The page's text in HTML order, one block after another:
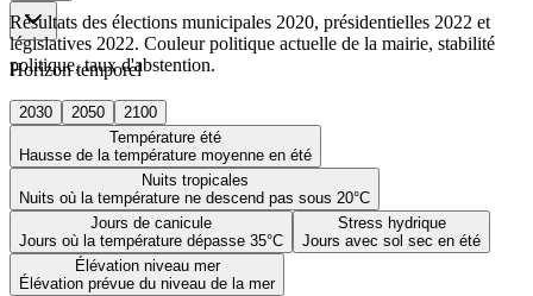
Horizon temporel
2030 2050
2100
Température été
Hausse de la température moyenne en été
Nuits tropicales
Nuits où la température ne descend pas sous 20°C
Jours de canicule
Jours où la température dépasse 35°C
Stress hydrique
Jours avec sol sec en été
Élévation niveau mer
Élévation prévue du niveau de la mer
Résultats des élections municipales 2020, présidentielles 2022 et
législatives 2022. Couleur politique actuelle de la mairie, stabilité
politique, taux d'abstention.